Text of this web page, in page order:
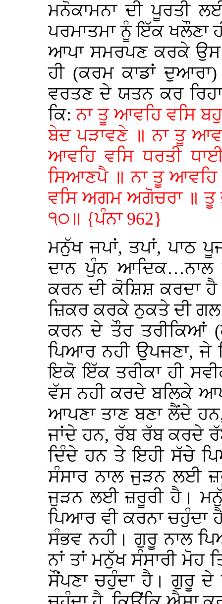
ਮਨੋਕਾਮਨਾ ਦੀ ਪੂਰਤੀ
ਪਰਮਾਤਮਾ ਨੂੰ ਇੱਕ ਖਲੌਣਾ
ਆਪਾ ਸਮਰਪਣ ਕਰਕੇ ਉਸ
ਹੀ (ਕਰਮ ਕਾਡਾਂ
ਵਰਤਣ ਦੇ ਯਤਨ ਕਰ
ਕਿ:ਨਾ ਤੂ ਆਵਹਿ ਵਸਿ
ਬੇਦ ਪੜਾਵਣੇ ॥ ਨਾ ਤੂ
ਆਵਹਿ ਵਸਿ ਧਰਤੀ
ਸਿਆਣਪੈ ॥ ਨਾ ਤੂ ਆਵਹਿ
ਵਸਿ ਅਗਮ ਅਗੋਚਰਾ ॥ ਤੂ
੧੦॥ {ਪੰਨਾ 962}
ਮਨੁੱਖ ਜਪਾਂ, ਤਪਾਂ, ਪਾਠ
ਦਾਨ ਪੁੰਨ
ਕਰਨ ਦੀ ਕੋਸ਼ਿਸ਼ ਕਰਦਾ
ਜ਼ਿਕਰ ਕਰਕੇ ਨੁਕਤੇ ਦੀ
ਕਰਨ ਦੇ ਤੌਰ ਤਰੀਕਿਆਂ
ਪਿਆਰ ਨਹੀ ਉਪਜਣਾ, ਜੇ
ਇਕੋ ਇੱਕ ਤਰੀਕਾ ਹੀ
ਵੱਸ ਨਹੀ ਕਰਦੇ ਬਲਿਕੇ
ਆਪਣਾ ਤਾਣ ਬਣਾ ਲੈਂਦੇ
ਜਾਂਦੇ ਹਨ, ਰੱਬ ਰੱਬ ਕਰਦੇ
ਦਿੰਦੇ ਹਨ ਤੇ ਇਹੀ ਸੱਚੇ
ਸੰਸਾਰ ਨਾਲ ਜੁੜਨ ਲਈ
ਜੁੜਨ ਲਈ ਜ਼ਰੂਰੀ ਹੈ।
ਪਿਆਰ ਵੀ ਕਰਨਾ ਚਹੁੰਦਾ
ਸੰਭਵ ਨਹੀ। ਗੁਰੂ ਨਾਲ
ਨਾਂ ਤਾਂ ਮਨੁੱਖ ਸੰਸਾਰੀ ਮੋਹ
ਸੌਂਪਣਾ ਚਹੁੰਦਾ ਹੈ। ਗੁਰੂ ਦੇ